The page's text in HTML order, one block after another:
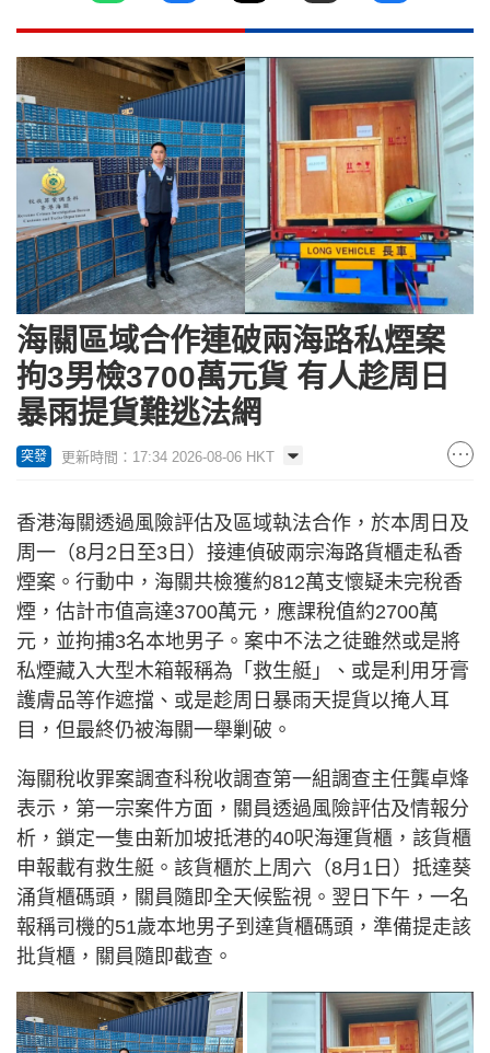
海關區域合作連破兩海路私煙案
拘3男檢3700萬元貨 有人趁周日
暴雨提貨難逃法網
突發 更新時間：17:34 2026-08-06 HKT
香港海關透過風險評估及區域執法合作，於本周日及
周一（8月2日至3日）接連偵破兩宗海路貨櫃走私香
煙案。行動中，海關共檢獲約812萬支懷疑未完稅香
煙，估計市值高達3700萬元，應課稅值約2700萬
元，並拘捕3名本地男子。案中不法之徒雖然或是將
私煙藏入大型木箱報稱為「救生艇」、或是利用牙膏
護膚品等作遮擋、或是趁周日暴雨天提貨以掩人耳
目，但最終仍被海關一舉剿破。
海關稅收罪案調查科稅收調查第一組調查主任龔卓烽
表示，第一宗案件方面，關員透過風險評估及情報分
析，鎖定一隻由新加坡抵港的40呎海運貨櫃，該貨櫃
申報載有救生艇。該貨櫃於上周六（8月1日）抵達葵
涌貨櫃碼頭，關員隨即全天候監視。翌日下午，一名
報稱司機的51歲本地男子到達貨櫃碼頭，準備提走該
批貨櫃，關員隨即截查。